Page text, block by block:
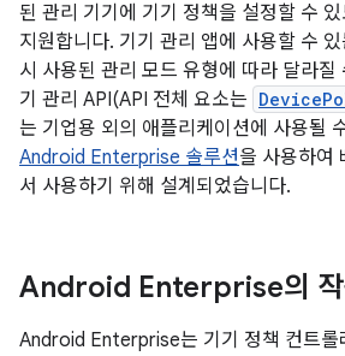
된 관리 기기에 기기 정책을 설정할 수
지원합니다. 기기 관리 앱에 사용할 수
시 사용된 관리 모드 유형에 따라 달라질
기 관리 API(API 전체 요소는
는 기업용 외의 애플리케이션에 사용될
Android Enterprise 솔루션을 사용하여
서 사용하기 위해 설계되었습니다.
Android Enterprise의 작
Android Enterprise는 기기 정책 컨트롤